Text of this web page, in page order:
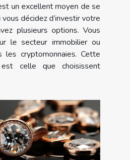
un excellent moyen de se
vous décidez d’investir votre
plusieurs options. Vous
le secteur immobilier ou
les cryptomonnaies. Cette
celle que choisissent